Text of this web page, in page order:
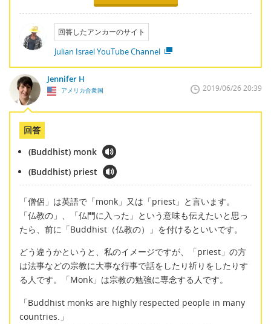
回答したアンカーのサイト
Julian Israel YouTube Channel
Jennifer H
アメリカ合衆国 2019/06/26 20:39
回答
(Buddhist) monk
(Buddhist) priest
「僧侶」は英語で「monk」又は「priest」と言います。
「仏教の」、「仏門に入った」という意味も伝えたいと思っ
たら、前に「Buddhist（仏教の）」を付けるといいです。
どう違うかというと、私のイメージですが、「priest」の方
は法事などの宗教に大事な行事で話をしたり祈りをしたりす
る人です。「Monk」は宗教の勉強に専念する人です。
「Buddhist monks are highly respected people in many
countries.」